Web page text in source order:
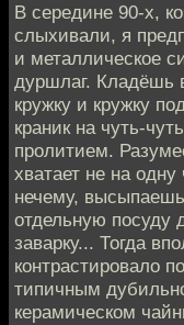
В середине 90-х,
слыхивали, я
и металлическое
дуршлаг. Кладёшь
кружку и кружку
краник на чуть-
пролитием.
хватает не на
нечему,
отдельную посуду
заварку... Тогда
контрастировало
типичным
керамическом